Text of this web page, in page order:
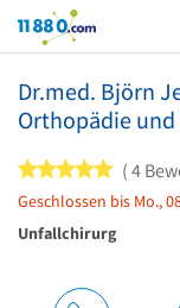
11880.com
Dr.med. Björn
Orthopädie
5 von
4
Geschlossen bis Mo.,
Unfallchirurg